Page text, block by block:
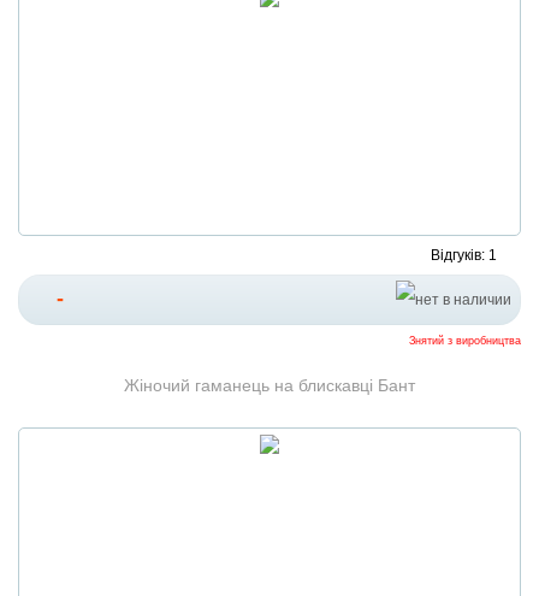
Відгуків: 1
-
Знятий з виробництва
Жіночий гаманець на блискавці Бант